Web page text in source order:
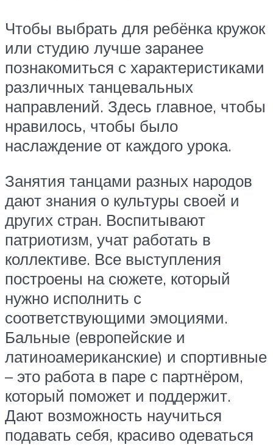
Чтобы выбрать для ребёнка кружок
или студию лучше заранее
познакомиться с характеристиками
различных танцевальных
направлений. Здесь главное, чтобы
нравилось, чтобы было
наслаждение от каждого урока.
Занятия танцами разных народов
дают знания о культуры своей и
других стран. Воспитывают
патриотизм, учат работать в
коллективе. Все выступления
построены на сюжете, который
нужно исполнить с
соответствующими эмоциями.
Бальные (европейские и
латиноамериканские) и спортивные
– это работа в паре с партнёром,
который поможет и поддержит.
Дают возможность научиться
подавать себя, красиво одеваться